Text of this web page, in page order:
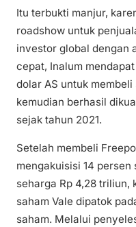
Itu terbukti manjur,
roadshow untuk
investor global dengan
cepat, Inalum
dolar AS untuk
kemudian berhasil
sejak tahun 2021.
Setelah membeli
mengakuisisi 14 persen
seharga Rp 4,28 triliun,
saham Vale dipatok
saham. Melalui